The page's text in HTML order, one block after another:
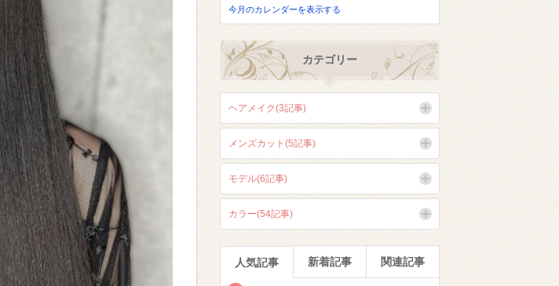
今月のカレンダーを表示する
カテゴリー
ヘアメイク(3記事)
メンズカット(5記事)
モデル(6記事)
カラー(54記事)
人気記事 新着記事 関連記事